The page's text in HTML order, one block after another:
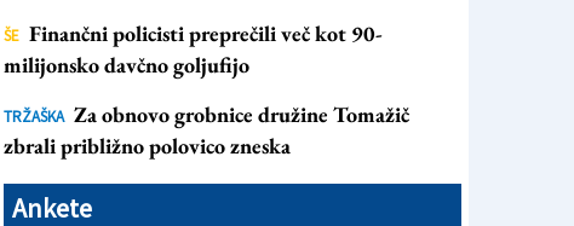
ŠE Finančni policisti preprečili več kot 90-
milijonsko davčno goljufijo
TRŽAŠKA Za obnovo grobnice družine Tomažič
zbrali približno polovico zneska
Ankete